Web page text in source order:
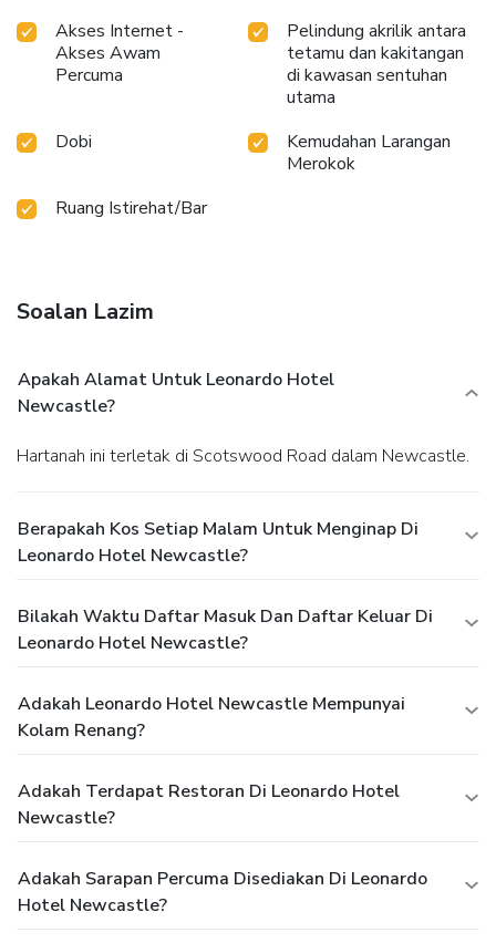
Akses Internet -
Akses Awam
Percuma
Pelindung akrilik antara
tetamu dan kakitangan
di kawasan sentuhan
utama
Dobi
Kemudahan Larangan
Merokok
Ruang Istirehat/Bar
Soalan Lazim
Apakah Alamat Untuk Leonardo Hotel
Newcastle?
Hartanah ini terletak di Scotswood Road dalam Newcastle.
Berapakah Kos Setiap Malam Untuk Menginap Di
Leonardo Hotel Newcastle?
Bilakah Waktu Daftar Masuk Dan Daftar Keluar Di
Leonardo Hotel Newcastle?
Adakah Leonardo Hotel Newcastle Mempunyai
Kolam Renang?
Adakah Terdapat Restoran Di Leonardo Hotel
Newcastle?
Adakah Sarapan Percuma Disediakan Di Leonardo
Hotel Newcastle?